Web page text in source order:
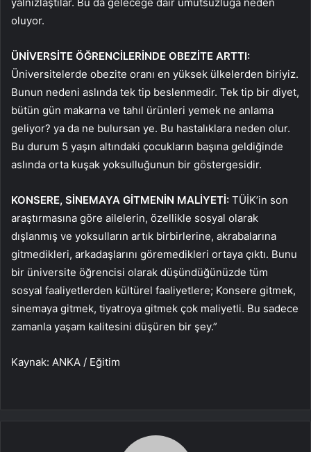
oluyor.
ÜNİVERSİTE ÖĞRENCİLERİNDE OBEZİTE ARTTI:
Üniversitelerde obezite oranı en yüksek ülkelerden biriyiz.
Bunun nedeni aslında tek tip beslenmedir. Tek tip bir diyet,
bütün gün makarna ve tahıl ürünleri yemek ne anlama
geliyor? ya da ne bulursan ye. Bu hastalıklara neden olur.
Bu durum 5 yaşın altındaki çocukların başına geldiğinde
aslında orta kuşak yoksulluğunun bir göstergesidir.
KONSERE, SİNEMAYA GİTMENİN MALİYETİ: TÜİK’in son
araştırmasına göre ailelerin, özellikle sosyal olarak
dışlanmış ve yoksulların artık birbirlerine, akrabalarına
gitmedikleri, arkadaşlarını göremedikleri ortaya çıktı. Bunu
bir üniversite öğrencisi olarak düşündüğünüzde tüm
sosyal faaliyetlerden kültürel faaliyetlere; Konsere gitmek,
sinemaya gitmek, tiyatroya gitmek çok maliyetli. Bu sadece
zamanla yaşam kalitesini düşüren bir şey.”
Kaynak: ANKA / Eğitim